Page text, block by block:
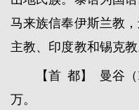
马来族信奉伊斯兰教
主教、印度教和锡克教
【首 都】 曼谷
万。